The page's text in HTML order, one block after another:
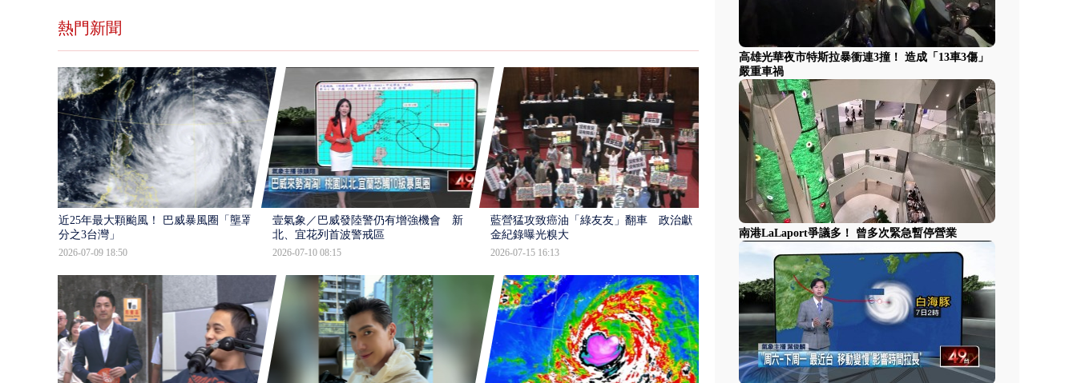
熱門新聞
近25年最大顆颱風！ 巴威暴風圈「壟罩4
分之3台灣」
2026-07-09 18:50
壹氣象／巴威發陸警仍有增強機會 新
北、宜花列首波警戒區
2026-07-10 08:15
藍營猛攻致癌油「綠友友」翻車 政治獻
金紀錄曝光糗大
2026-07-15 16:13
高雄光華夜市特斯拉暴衝連3撞！ 造成「13車3傷」
嚴重車禍
南港LaLaport爭議多！ 曾多次緊急暫停營業